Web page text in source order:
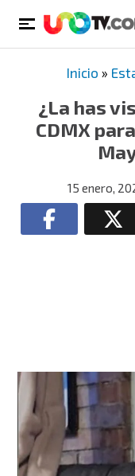
Inicio »
¿La has
CDMX
15 enero,